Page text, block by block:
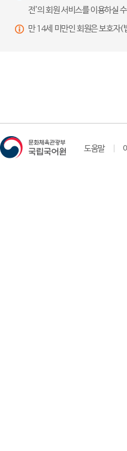
전’의 회원 서비스를 이용하실
만 14세 미만인 회원은 보호자(
도움말